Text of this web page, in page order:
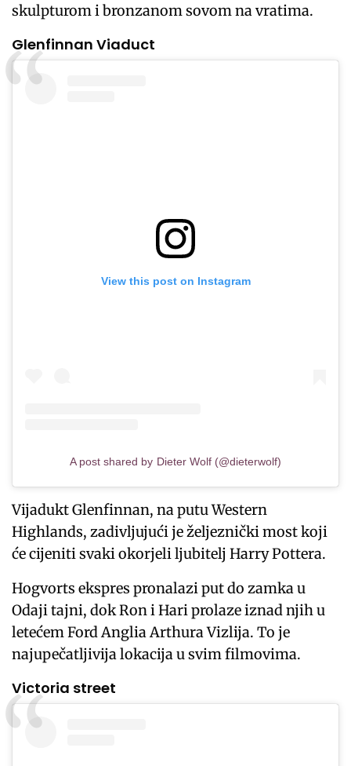
skulpturom i bronzanom sovom na vratima.
Glenfinnan Viaduct
View this post on Instagram
A post shared by Dieter Wolf (@dieterwolf)
Vijadukt Glenfinnan, na putu Western
Highlands, zadivljujući je željeznički most koji
će cijeniti svaki okorjeli ljubitelj Harry Pottera.
Hogvorts ekspres pronalazi put do zamka u
Odaji tajni, dok Ron i Hari prolaze iznad njih u
letećem Ford Anglia Arthura Vizlija. To je
najupečatljivija lokacija u svim filmovima.
Victoria street